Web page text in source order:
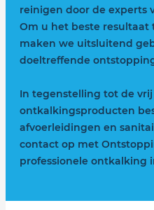
reinigen door de experts
Om u het beste
maken we uitsluitend
doeltreffende
In tegenstelling tot de
ontkalkingsproducten
afvoerleidingen en
contact op met
professionele ontkalking